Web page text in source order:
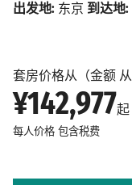
套房价格从（金额 从
¥142,977起
每人价格 包含税费
出发地: 东京 到达地: